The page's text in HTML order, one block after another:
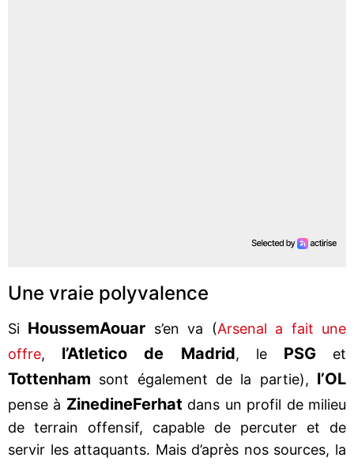
Une vraie polyvalence
Si HoussemAouar s’en va (Arsenal a fait une
offre, l’Atletico de Madrid, le PSGet
Tottenham sont également de la partie), l’OL
pense à ZinedineFerhat dans un profil de milieu
de terrain offensif, capable de percuter et de
servir les attaquants. Mais d’après nos sources, la